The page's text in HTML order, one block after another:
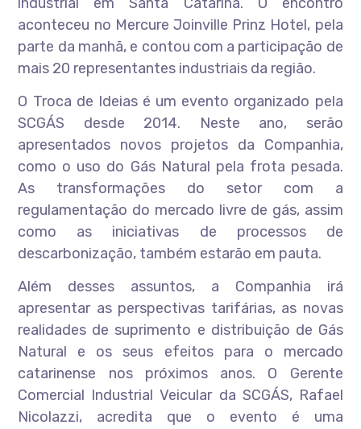
aconteceu no Mercure Joinville Prinz Hotel, pela
parte da manhã, e contou com a participação de
mais 20 representantes industriais da região.
O Troca de Ideias é um evento organizado pela
SCGÁS desde 2014. Neste ano, serão
apresentados novos projetos da Companhia,
como o uso do Gás Natural pela frota pesada.
As transformações do setor com a
regulamentação do mercado livre de gás, assim
como as iniciativas de processos de
descarbonização, também estarão em pauta.
Além desses assuntos, a Companhia irá
apresentar as perspectivas tarifárias, as novas
realidades de suprimento e distribuição de Gás
Natural e os seus efeitos para o mercado
catarinense nos próximos anos. O Gerente
Comercial Industrial Veicular da SCGÁS, Rafael
Nicolazzi, acredita que o evento é uma